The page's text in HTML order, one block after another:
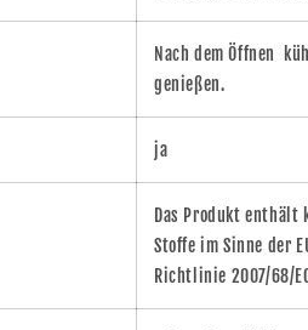
Nach dem Öffnen
genießen.
ja
Das Produkt
Stoffe im Sinne der
Richtlinie 2007/68/